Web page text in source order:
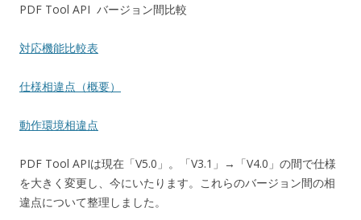
PDF Tool API バージョン間比較
対応機能比較表
仕様相違点（概要）
動作環境相違点
PDF Tool APIは現在「V5.0」。「V3.1」→「V4.0」の間で仕様
を大きく変更し、今にいたります。これらのバージョン間の相
違点について整理しました。